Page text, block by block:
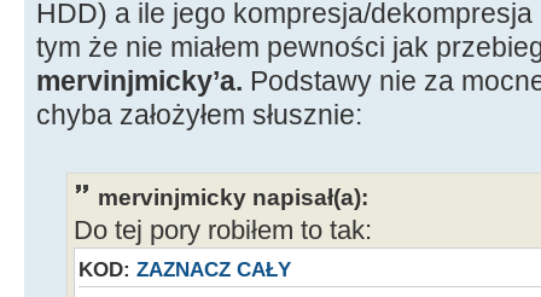
HDD) a ile jego kompresja/
tym że nie miałem pewności jak
mervinjmicky’a. Podstawy nie za
chyba założyłem słusznie:
mervinjmicky napisał(a):
Do tej pory robiłem to tak:
KOD: ZAZNACZ CAŁY